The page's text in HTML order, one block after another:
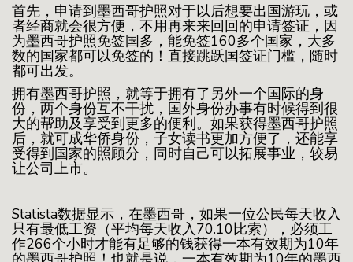
首先，申请到墨西哥护照对于以后想要出国游玩，或
者经商就会很方便，不用再来来回回的申请签证，因
为墨西哥护照免签国多，能免签160多个国家，大多
数的国家都可以免签的！直接跳跃国签证门槛，随时
都可出发。
拥有墨西哥护照，就等于拥有了另外一个国际的身
份，两个身份互不干扰，国外身份办事有时候得到很
大的帮助及享受到更多的便利。如果获得墨西哥护照
后，就可成华侨身份，子女读书更加方便了，还能享
受得到国家的照顾分，同时自己可以拓展事业，较易
让公司上市。
Statista数据显示，在墨西哥，如果一位公民每天收入
只有最低工资（平均每天收入70.10比索），必须工
作266个小时才能有足够的钱获得一本有效期为10年